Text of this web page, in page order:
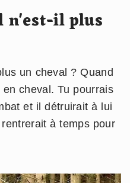
n'est-il plus
un cheval ? Quand
cheval. Tu pourrais
et il détruirait à lui
à temps pour